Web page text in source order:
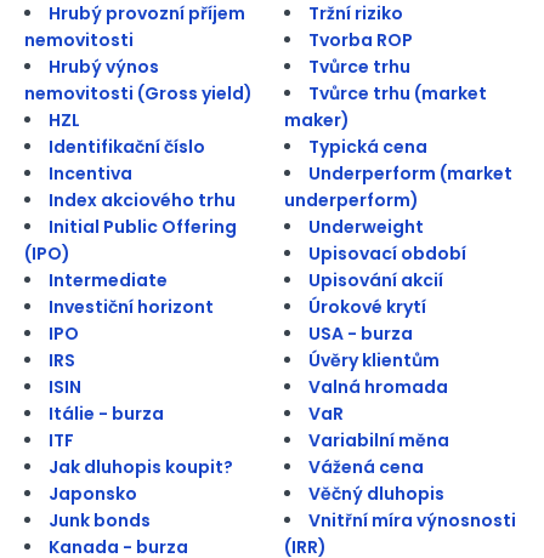
Hrubý provozní příjem
nemovitosti
Hrubý výnos
nemovitosti (Gross yield)
HZL
Identifikační číslo
Incentiva
Index akciového trhu
Initial Public Offering
(IPO)
Intermediate
Investiční horizont
IPO
IRS
ISIN
Itálie - burza
ITF
Jak dluhopis koupit?
Japonsko
Junk bonds
Kanada - burza
Tržní riziko
Tvorba ROP
Tvůrce trhu
Tvůrce trhu (market
maker)
Typická cena
Underperform (market
underperform)
Underweight
Upisovací období
Upisování akcií
Úrokové krytí
USA - burza
Úvěry klientům
Valná hromada
VaR
Variabilní měna
Vážená cena
Věčný dluhopis
Vnitřní míra výnosnosti
(IRR)